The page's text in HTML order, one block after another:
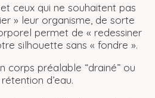
ceux qui ne souhaitent pas
» leur organisme, de sorte
permet de « redessiner
silhouette sans « fondre ».
corps préalable “drainé” ou
d’eau.